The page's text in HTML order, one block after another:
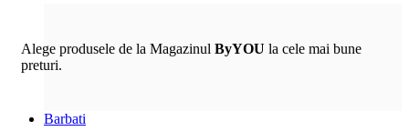
Alege produsele de la Magazinul ByYOU la cele mai bune
preturi.
Barbati